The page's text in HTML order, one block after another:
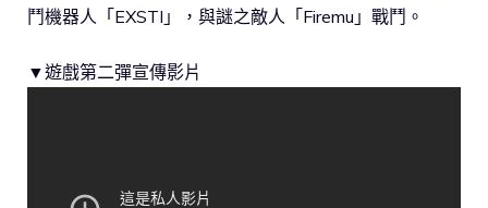
鬥機器人「EXSTI」，與謎之敵人「Firemu」戰鬥。
▼遊戲第二彈宣傳影片